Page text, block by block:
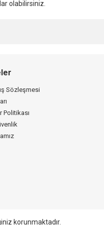
olabilirsiniz.
Sözleşmesi
Politikası
korunmaktadır.